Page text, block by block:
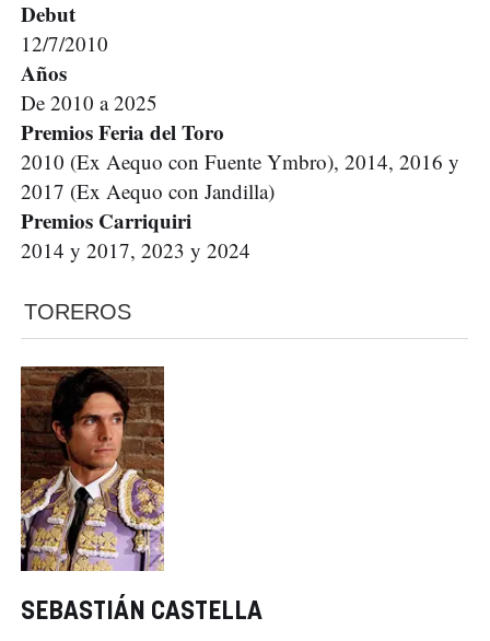
Debut
12/7/2010
Años
De 2010 a 2025
Premios Feria del Toro
2010 (Ex Aequo con Fuente Ymbro), 2014, 2016 y
2017 (Ex Aequo con Jandilla)
Premios Carriquiri
2014 y 2017, 2023 y 2024
TOREROS
SEBASTIÁN CASTELLA